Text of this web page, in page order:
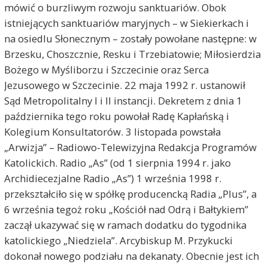
mówić o burzliwym rozwoju sanktuariów. Obok
istniejących sanktuariów maryjnych – w Siekierkach i
na osiedlu Słonecznym – zostały powołane następne: w
Brzesku, Choszcznie, Resku i Trzebiatowie; Miłosierdzia
Bożego w Myśliborzu i Szczecinie oraz Serca
Jezusowego w Szczecinie. 22 maja 1992 r. ustanowił
Sąd Metropolitalny I i II instancji. Dekretem z dnia 1
października tego roku powołał Radę Kapłańską i
Kolegium Konsultatorów. 3 listopada powstała
„Arwizja” – Radiowo-Telewizyjna Redakcja Programów
Katolickich. Radio „As” (od 1 sierpnia 1994 r. jako
Archidiecezjalne Radio „As”) 1 września 1998 r.
przekształciło się w spółkę producencką Radia „Plus”, a
6 września tegoż roku „Kościół nad Odrą i Bałtykiem”
zaczął ukazywać się w ramach dodatku do tygodnika
katolickiego „Niedziela”. Arcybiskup M. Przykucki
dokonał nowego podziału na dekanaty. Obecnie jest ich